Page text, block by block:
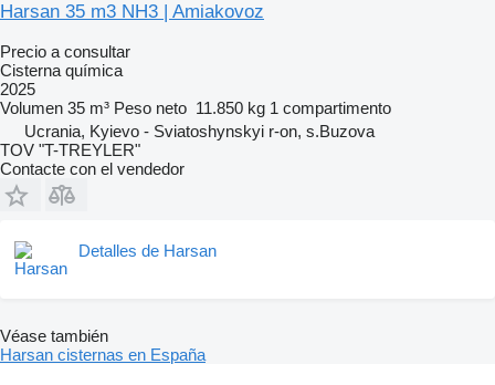
Harsan 35 m3 NH3 | Amiakovoz
Precio a consultar
Cisterna química
2025
Volumen 35 m³ Peso neto 11.850 kg 1 compartimento
Ucrania, Kyievo - Sviatoshynskyi r-on, s.Buzova
TOV "T-TREYLER"
Contacte con el vendedor
Detalles de Harsan
Véase también
Harsan cisternas en España